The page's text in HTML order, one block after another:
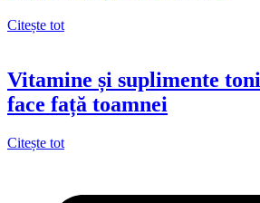
Citește tot
Vitamine și suplimente
face față toamnei
Citește tot